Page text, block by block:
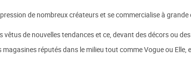
de nombreux créateurs et se commercialise à grande
de nouvelles tendances et ce, devant des décors ou
réputés dans le milieu tout comme Vogue ou Elle,